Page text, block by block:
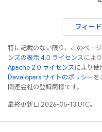
フィー
特に記載のない限り、このペー
ンズの表示 4.0 ライセンスによ
Apache 2.0 ライセンスにより使
Developers サイトのポリシーを
関連会社の登録商標です。
最終更新日 2026-05-13 UTC。